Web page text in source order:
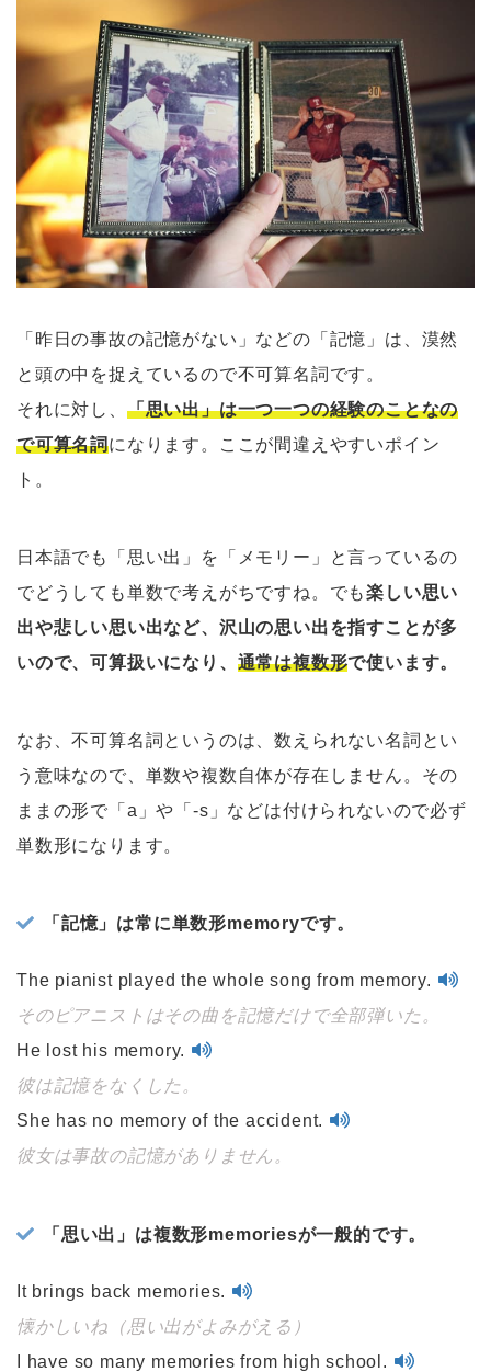
「昨日の事故の記憶がない」などの「記憶」は、漠然
と頭の中を捉えているので不可算名詞です。
それに対し、 「思い出」は一つ一つの経験のことなの
で可算名詞になります。ここが間違えやすいポイン
ト。
日本語でも「思い出」を「メモリー」と言っているの
でどうしても単数で考えがちですね。でも楽しい思い
出や悲しい思い出など、沢山の思い出を指すことが多
いので、可算扱いになり、 通常は複数形で使います。
なお、不可算名詞というのは、数えられない名詞とい
う意味なので、単数や複数自体が存在しません。その
ままの形で「a」や「-s」などは付けられないので必ず
単数形になります。
「記憶」は常に単数形memoryです。
The pianist played the whole song from memory.
そのピアニストはその曲を記憶だけで全部弾いた。
He lost his memory.
彼は記憶をなくした。
She has no memory of the accident.
彼女は事故の記憶がありません。
「思い出」は複数形memoriesが一般的です。
It brings back memories.
懐かしいね（思い出がよみがえる）
I have so many memories from high school.